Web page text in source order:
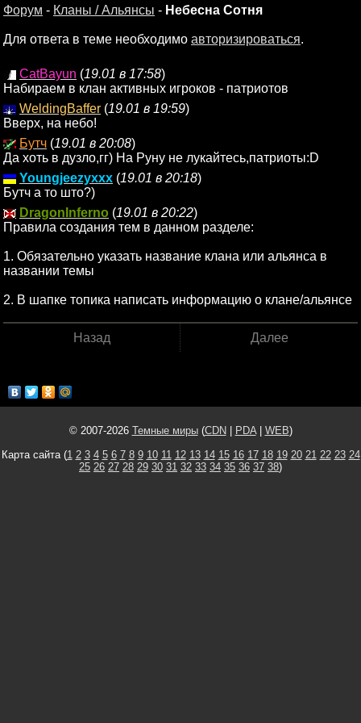
Форум - Кланы / Альянсы - Небесна Сотня
Для ответа в теме необходимо авторизироваться.
CatBayun (19.01 в 17:58)
Набираем в клан активных игроков - патриотов
WeldingBaffer (19.01 в 19:59)
Вверх, на небо!
Бутч (19.01 в 20:08)
Да хоть в дузло,гг) На Руну не лукайтесь,патриоты:D
Youngjeezyxxx (19.01 в 20:18)
Бутч а то што?)
DragonInferno (19.01 в 20:22)
Правила создания тем в данном разделе:
1. Обязательно указать название клана или альянса в
названии темы
2. В шапке топика написать информацию о клане/альянсе
Назад Далее
© 2007-2026 Темные миры(CDN PDA| WEB)
Карта сайта (1 2 3 4 5 6 7 8 9 10 11 12 13 14 15 16 17 18 19 20 21 22 23 24
25 26 27 28 29 30 31 32 33 34 35 36 37 38)